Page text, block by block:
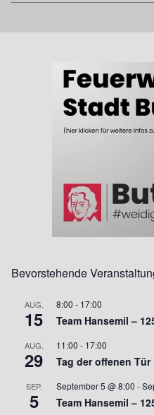
Bevorstehende
AUG.
15
8:00 - 17:00
Team Hansemil –
AUG.
29
11:00 - 17:00
Tag der offenen Tür
SEP.
5
September 5 @ 8:00 -
Team Hansemil –